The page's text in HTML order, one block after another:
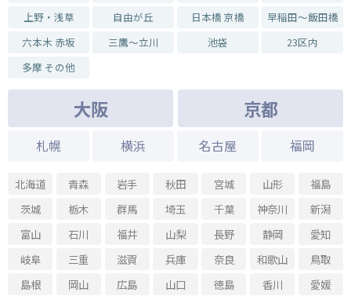
上野・浅草
自由が丘 日本橋 京橋
早稲田～飯田橋
六本木 赤坂
三鷹～立川 池袋
23区内
多摩 その他
大阪 京都
札幌 横浜 名古屋 福岡
北海道 青森 岩手 秋田 宮城 山形
福島
茨城
栃木 群馬 埼玉 千葉 神奈川
新潟
富山
石川 福井 山梨 長野 静岡
愛知
岐阜
三重 滋賀 兵庫 奈良 和歌山
鳥取
島根
岡山 広島 山口 徳島 香川
愛媛